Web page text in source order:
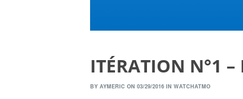
ITÉRATION N°1 –
BY AYMERIC ON 03/29/2016 IN WATCHATMO